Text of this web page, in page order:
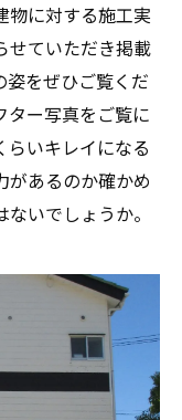
物に対する施工実
せていただき掲載
姿をぜひご覧くだ
ター写真をご覧に
らいキレイになる
があるのか確かめ
いでしょうか。